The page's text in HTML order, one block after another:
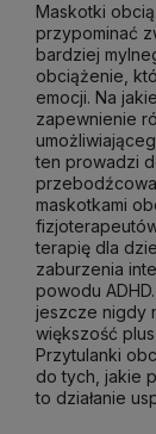
Maskotki
przypominać
bardziej
obciążenie,
emocji. Na
zapewnienie
ten prowadzi
maskotkami
terapię dla
zaburzenia
powodu
jeszcze nigdy
większość
Przytulanki
do tych, jakie
to działanie